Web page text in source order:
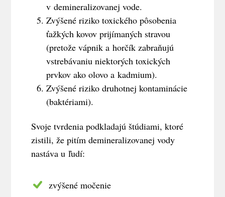
v demineralizovanej vode.
Zvýšené riziko toxického pôsobenia
ťažkých kovov prijímaných stravou
(pretože vápnik a horčík zabraňujú
vstrebávaniu niektorých toxických
prvkov ako olovo a kadmium).
Zvýšené riziko druhotnej kontaminácie
(baktériami).
Svoje tvrdenia podkladajú štúdiami, ktoré
zistili, že pitím demineralizovanej vody
nastáva u ľudí:
zvýšené močenie